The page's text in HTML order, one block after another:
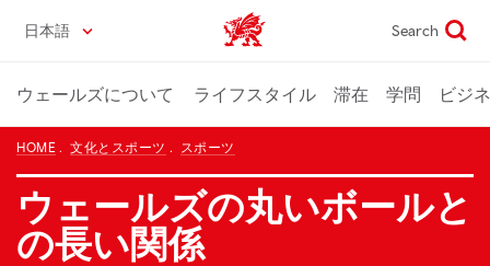
content
日本語 Wales home Search
ウェールズについて ライフスタイル 滞在 学問 ビジ
HOME 文化とスポーツ スポーツ
ウェールズの丸いボールと
の長い関係